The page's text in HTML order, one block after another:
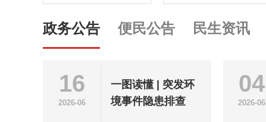
政务公告 便民公告 民生资讯
16
2026-06
一图读懂 | 突发环
境事件隐患排查
04
2026-06